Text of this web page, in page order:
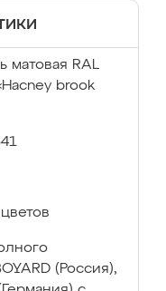
матовая RAL
brook
(Россия),